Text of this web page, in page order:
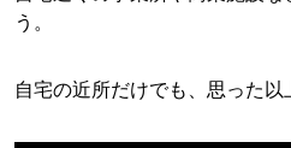
う。
自宅の近所だけでも、思った以